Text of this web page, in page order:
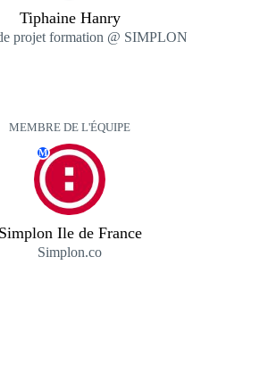
Tiphaine Hanry
projet formation @ SIMPLON
MEMBRE DE L'ÉQUIPE
M
Simplon Ile de France
Simplon.co